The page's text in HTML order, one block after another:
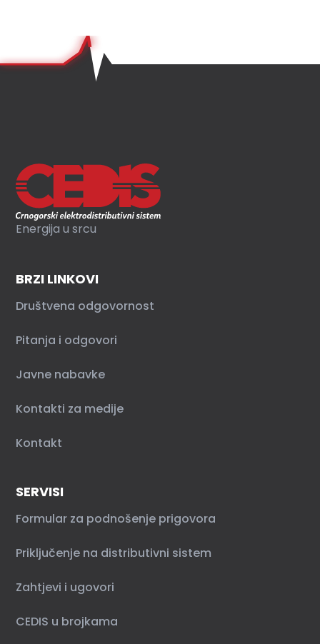
Energija u srcu
BRZI LINKOVI
Društvena odgovornost
Pitanja i odgovori
Javne nabavke
Kontakti za medije
Kontakt
SERVISI
Formular za podnošenje prigovora
Priključenje na distributivni sistem
Zahtjevi i ugovori
CEDIS u brojkama